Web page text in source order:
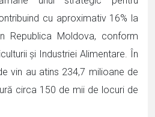
cu aproximativ 16% la
Republica Moldova, conform
și Industriei Alimentare. În
vin au atins 234,7 milioane de
circa 150 de mii de locuri de